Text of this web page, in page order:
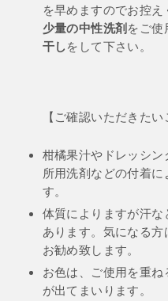
を早めますのでお控え
少量の中性洗剤をご使
干しをして下さい。
【ご確認いただきたい
柑橘果汁やドレッシ
所用洗剤などの付着
す。
体質によりますが汗
あります。気になる
お勧め致します。
お色は、ご使用を重
が出てまいります。